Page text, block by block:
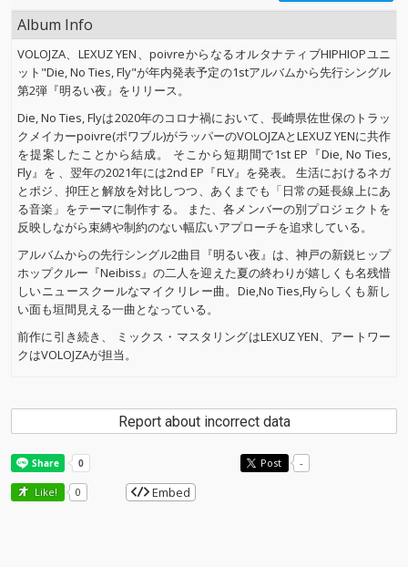
Album Info
VOLOJZA、LEXUZ YEN、poivreからなるオルタナティブHIPHIOPユニ
ット"Die, No Ties, Fly"が年内発表予定の1stアルバムから先行シングル
第2弾『明るい夜』をリリース。
Die, No Ties, Flyは2020年のコロナ禍において、長崎県佐世保のトラッ
クメイカーpoivre(ポワブル)がラッパーのVOLOJZAとLEXUZ YENに共作
を提案したことから結成。 そこから短期間で1st EP『Die, No Ties,
Fly』を 、翌年の2021年には2nd EP『FLY』を発表。 生活におけるネガ
とポジ、抑圧と解放を対比しつつ、あくまでも「日常の延長線上にあ
る音楽」をテーマに制作する。 また、各メンバーの別プロジェクトを
反映しながら束縛や制約のない幅広いアプローチを追求している。
アルバムからの先行シングル2曲目『明るい夜』は、神戸の新鋭ヒップ
ホップクルー『Neibiss』の二人を迎えた夏の終わりが嬉しくも名残惜
しいニュースクールなマイクリレー曲。Die,No Ties,Flyらしくも新し
い面も垣間見える一曲となっている。
前作に引き続き、 ミックス・マスタリングはLEXUZ YEN、アートワー
クはVOLOJZAが担当。
Report about incorrect data
Post -
Like! 0 Embed